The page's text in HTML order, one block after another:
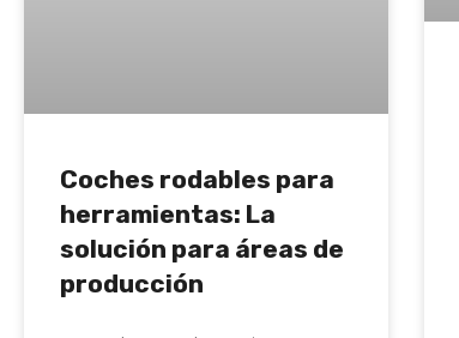
Coches rodables para
herramientas: La
solución para áreas de
producción